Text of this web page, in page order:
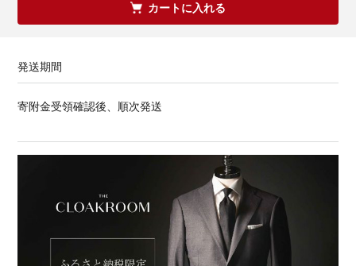
カートに入れる
発送期間
寄附金受領確認後、順次発送